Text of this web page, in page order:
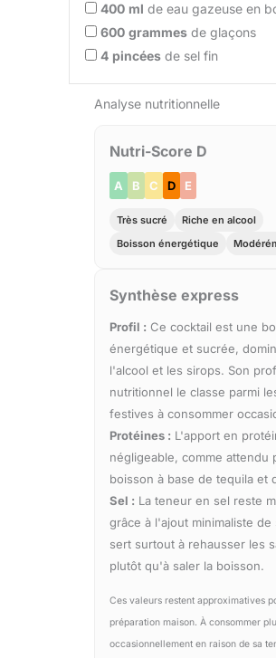
400 ml de eau gazeuse en
600 grammes de glaçons
4 pincées de sel fin
Analyse nutritionnelle
Nutri-Score D
A B C D E
Très sucré
Riche en alcool
Boisson énergétique
Synthèse express
Profil : Ce cocktail est une
énergétique et sucrée,
l'alcool et les sirops. Son
nutritionnel le classe parmi
festives à consommer
Protéines : L'apport en
négligeable, comme attendu
boisson à base de tequila et
Sel : La teneur en sel reste
grâce à l'ajout minimaliste de
sert surtout à rehausser les
plutôt qu'à saler la boisson.
Ces valeurs restent approximatives
préparation maison. À consommer
occasionnellement en raison de sa